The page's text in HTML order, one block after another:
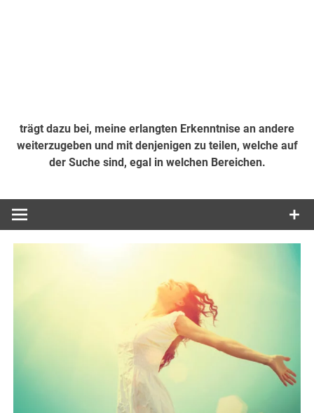
trägt dazu bei, meine erlangten Erkenntnise an andere
weiterzugeben und mit denjenigen zu teilen, welche auf
der Suche sind, egal in welchen Bereichen.